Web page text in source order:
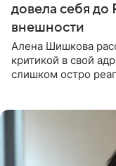
довела себя
внешности
Алена Шишкова
критикой в свой
слишком остро